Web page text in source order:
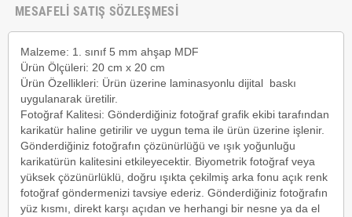
MESAFELİ SATIŞ SÖZLEŞMESİ
Malzeme: 1. sınıf 5 mm ahşap MDF
Ürün Ölçüleri: 20 cm x 20 cm
Ürün Özellikleri: Ürün üzerine laminasyonlu dijital baskı
uygulanarak üretilir.
Fotoğraf Kalitesi: Gönderdiğiniz fotoğraf grafik ekibi tarafından
karikatür haline getirilir ve uygun tema ile ürün üzerine işlenir.
Gönderdiğiniz fotoğrafın çözünürlüğü ve ışık yoğunluğu
karikatürün kalitesini etkileyecektir. Biyometrik fotoğraf veya
yüksek çözünürlüklü, doğru ışıkta çekilmiş arka fonu açık renk
fotoğraf göndermenizi tavsiye ederiz. Gönderdiğiniz fotoğrafın
yüz kısmı, direkt karşı açıdan ve herhangi bir nesne ya da el